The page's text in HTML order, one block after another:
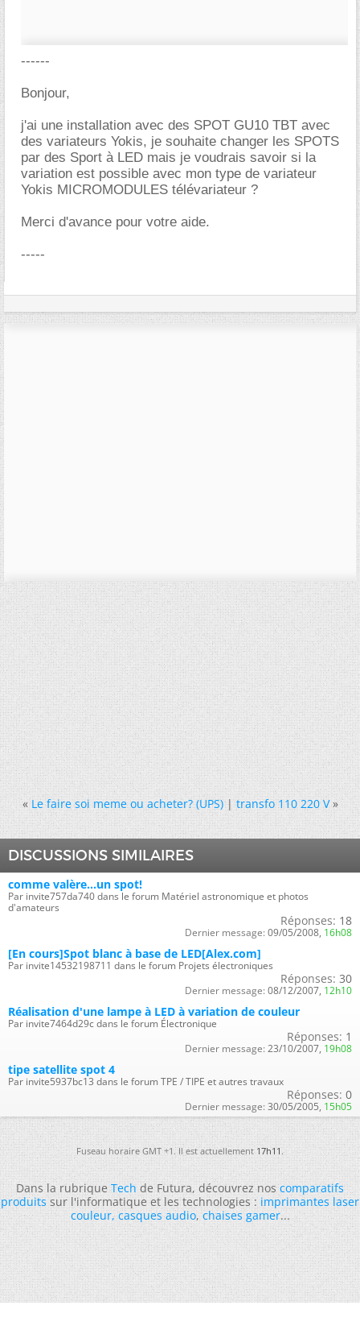
------
Bonjour,
j'ai une installation avec des SPOT GU10 TBT avec
des variateurs Yokis, je souhaite changer les SPOTS
par des Sport à LED mais je voudrais savoir si la
variation est possible avec mon type de variateur
Yokis MICROMODULES télévariateur ?
Merci d'avance pour votre aide.
-----
« Le faire soi meme ou acheter? (UPS)|transfo 110 220 V »
DISCUSSIONS SIMILAIRES
comme valère...un spot!
Par invite757da740 dans le forum Matériel astronomique et photos
d'amateurs
Réponses: 18
Dernier message: 09/05/2008, 16h08
[En cours]Spot blanc à base de LED[Alex.com]
Par invite14532198711 dans le forum Projets électroniques
Réponses: 30
Dernier message: 08/12/2007, 12h10
Réalisation d'une lampe à LED à variation de couleur
Par invite7464d29c dans le forum Électronique
Réponses: 1
Dernier message: 23/10/2007, 19h08
tipe satellite spot 4
Par invite5937bc13 dans le forum TPE / TIPE et autres travaux
Réponses: 0
Dernier message: 30/05/2005, 15h05
Fuseau horaire GMT +1. Il est actuellement17h11.
Dans la rubriqueTechde Futura, découvrez noscomparatifs
produitssur l'informatique et les technologies :imprimantes laser
couleur,casques audio,chaises gamer...